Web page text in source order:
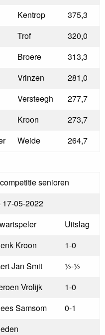
Kentrop
375,3
Trof
320,0
Broere
313,3
Vrinzen
281,0
Versteegh
277,7
Kroon
273,7
Weide 264,7
senioren
05-2022
Uitslag
Kroon
1-0
Jan Smit
½-½
Vrolijk
1-0
Samsom
0-1